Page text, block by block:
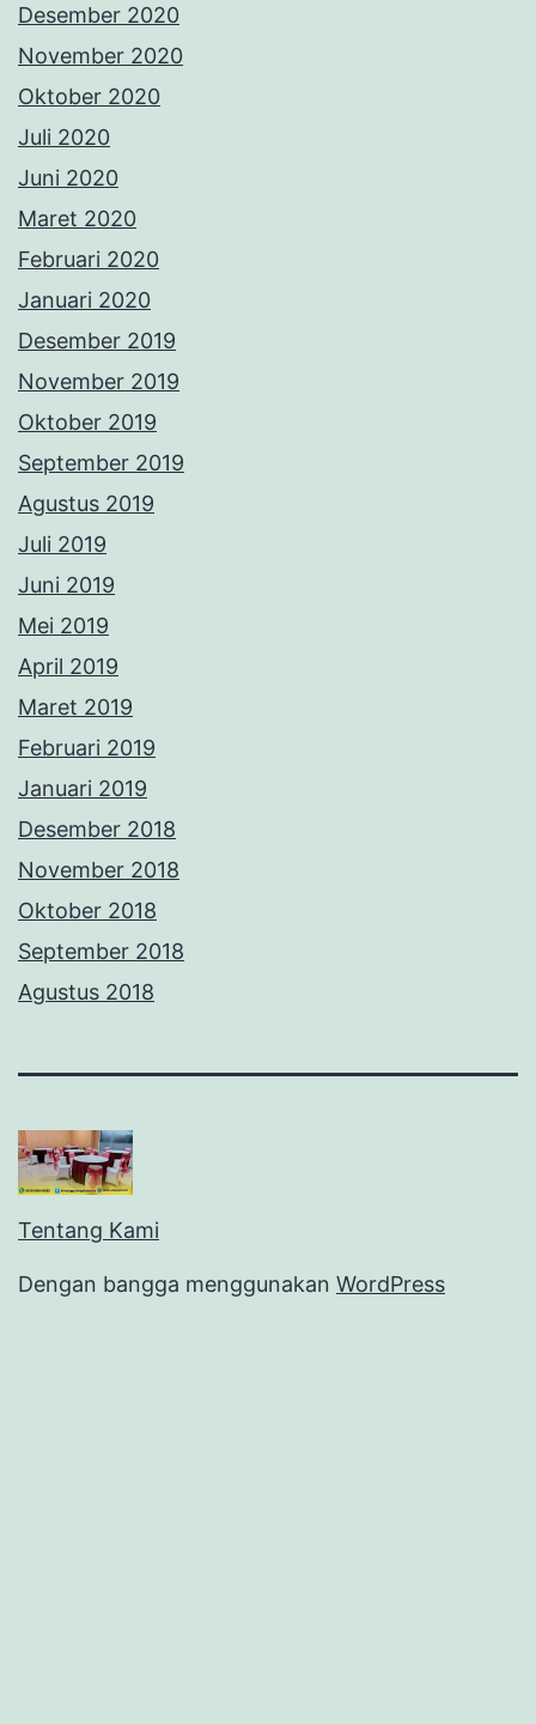
Desember 2020
November 2020
Oktober 2020
Juli 2020
Juni 2020
Maret 2020
Februari 2020
Januari 2020
Desember 2019
November 2019
Oktober 2019
September 2019
Agustus 2019
Juli 2019
Juni 2019
Mei 2019
April 2019
Maret 2019
Februari 2019
Januari 2019
Desember 2018
November 2018
Oktober 2018
September 2018
Agustus 2018
Tentang Kami
Dengan bangga menggunakan WordPress